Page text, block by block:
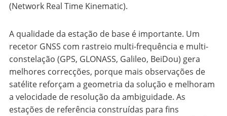
(Network Real Time Kinematic).
A qualidade da estação de base é importante. Um
recetor GNSS com rastreio multi-frequência e multi-
constelação (GPS, GLONASS, Galileo, BeiDou) gera
melhores correcções, porque mais observações de
satélite reforçam a geometria da solução e melhoram
a velocidade de resolução da ambiguidade. As
estações de referência construídas para fins